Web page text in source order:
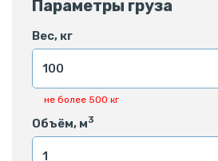
Параметры груза
Вес, кг
не более 500 кг
Объём, м3